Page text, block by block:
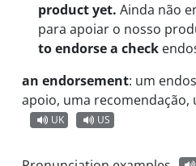
product yet. Ainda não
para apoiar o nosso
to endorse a check
an endorsement: um
apoio, uma recomendação,
UK
US